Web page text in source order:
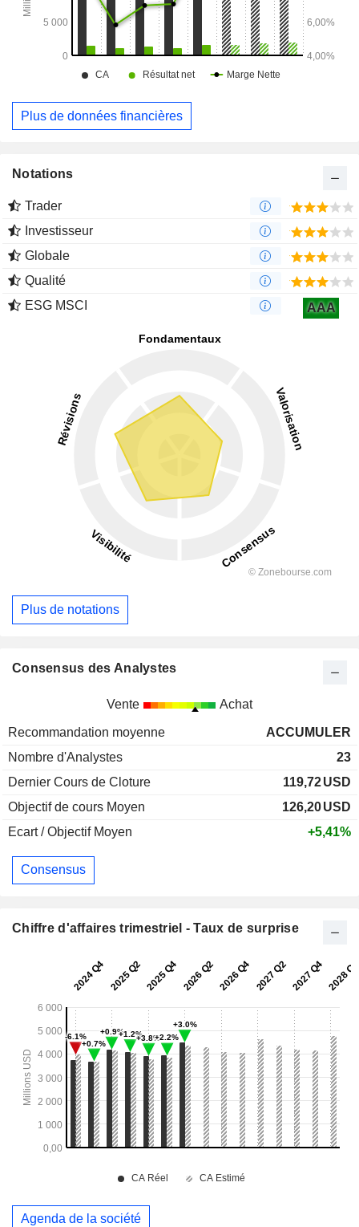
Plus de données financières
Notations
Trader
Investisseur
Globale
Qualité
ESG MSCI
AAA
Plus de notations
Consensus des Analystes
Vente Achat
Recommandation moyenne
ACCUMULER
Nombre d'Analystes
23
Dernier Cours de Cloture
119,72USD
Objectif de cours Moyen
126,20USD
Ecart / Objectif Moyen
+5,41%
Consensus
Chiffre d'affaires trimestriel - Taux de surprise
Agenda de la société